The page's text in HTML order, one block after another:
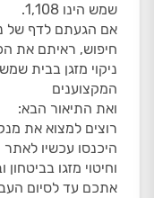
שמש הינו 1,108.
אם הגעתם לדף של
חיפוש, ראיתם את
המקצוענים
ואת התיאור הבא:
רוצים למצוא את
היכנסו עכשיו לאתר
וחיטוי מזגו
אתכם עד לסיום